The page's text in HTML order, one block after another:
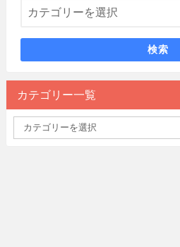
検索
カテゴリー一覧